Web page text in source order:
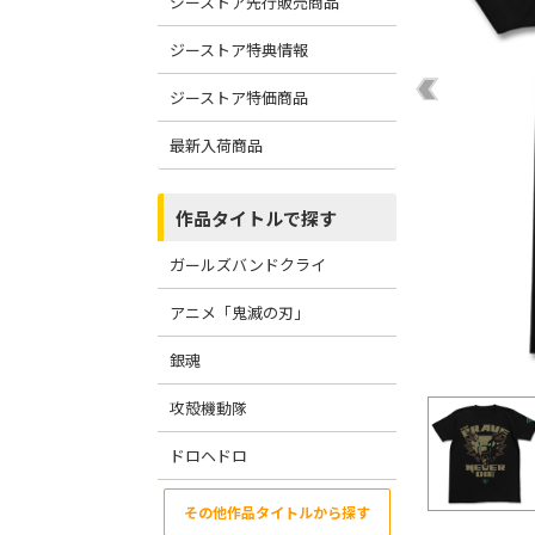
ジーストア特典情報
ジーストア特価商品
最新入荷商品
作品タイトルで探す
ガールズバンドクライ
アニメ「鬼滅の刃」
銀魂
攻殻機動隊
ドロヘドロ
その他作品タイトルから探す